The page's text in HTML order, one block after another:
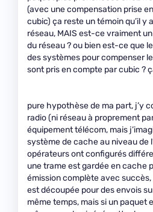
(avec une compensation prise
cubic) ça reste un témoin qu’il y
réseau, MAIS est-ce vraiment
du réseau ? ou bien est-ce que
des systèmes pour compenser
sont pris en compte par cubic ?
pure hypothèse de ma part, j’y
radio (ni réseau à proprement
équipement télécom, mais
système de cache au niveau de
opérateurs ont configurés
une trame est gardée en cache
émission complète avec
est découpée pour des envois
même temps, mais si un paquet